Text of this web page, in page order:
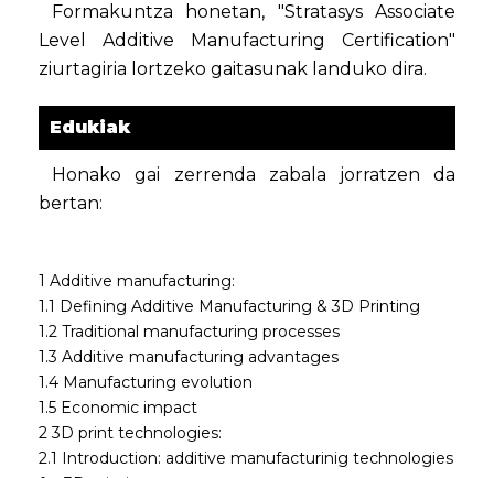
Formakuntza honetan, "Stratasys Associate
Level Additive Manufacturing Certification"
ziurtagiria lortzeko gaitasunak landuko dira.
Edukiak
Honako gai zerrenda zabala jorratzen da
bertan:
1 Additive manufacturing:
1.1 Defining Additive Manufacturing & 3D Printing
1.2 Traditional manufacturing processes
1.3 Additive manufacturing advantages
1.4 Manufacturing evolution
1.5 Economic impact
2 3D print technologies:
2.1 Introduction: additive manufacturinig technologies